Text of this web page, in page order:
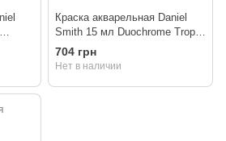
Краска акварельная Daniel
Smith 15 мл Duochrome Tropic
Sunrise
704 грн
Нет в наличии